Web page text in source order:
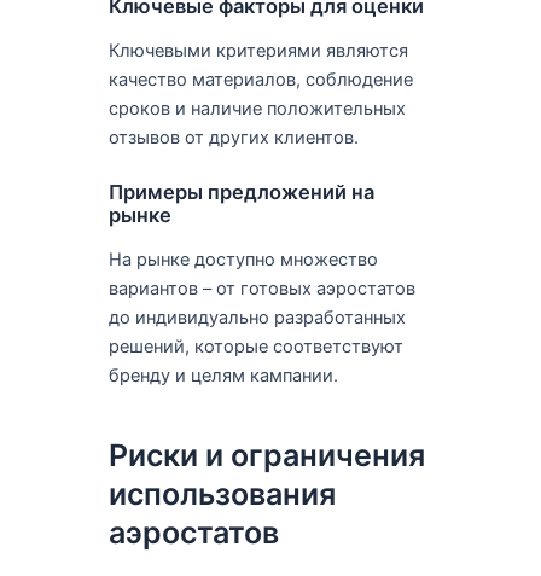
Ключевые факторы для оценки
Ключевыми критериями являются
качество материалов, соблюдение
сроков и наличие положительных
отзывов от других клиентов.
Примеры предложений на
рынке
На рынке доступно множество
вариантов – от готовых аэростатов
до индивидуально разработанных
решений, которые соответствуют
бренду и целям кампании.
Риски и ограничения
использования
аэростатов